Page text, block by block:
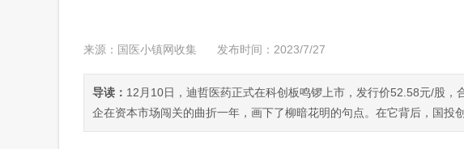
来源：国医小镇网收集 发布时间：2023/7/27
导读： 12月10日，迪哲医药正式在科创板鸣锣上市，发行价52.58元/股
企在资本市场闯关的曲折一年，画下了柳暗花明的句点。在它背后，国投